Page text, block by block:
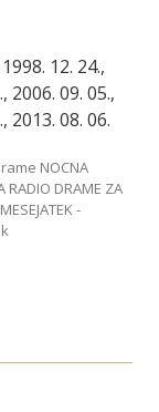
12. 24.,
2006. 09. 05.,
2013. 08. 06.
NOCNA
RADIO DRAME ZA
-